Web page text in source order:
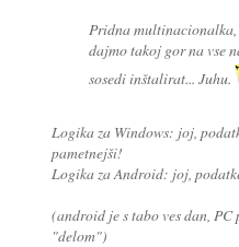
Pridna multinacionalka,
dajmo takoj gor na vse
sosedi inštalirat... Juhu.
Logika za Windows: joj,
pametnejši!
Logika za Android: joj,
(android je s tabo ves dan, PC
"delom")